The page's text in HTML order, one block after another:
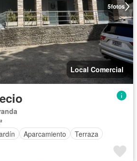
5fotos
Local Comercial
Aparcamiento Terraza